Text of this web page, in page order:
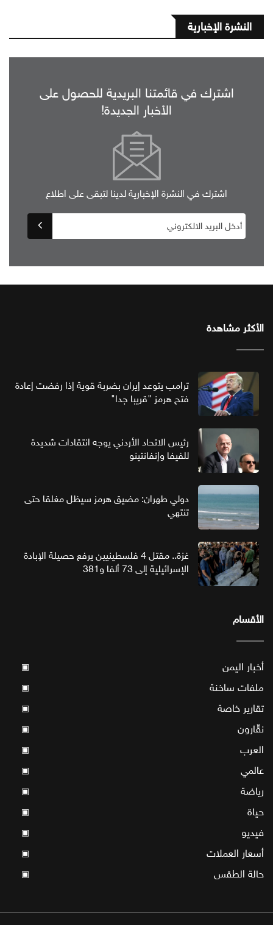
النشرة الإخبارية
اشترك في قائمتنا البريدية للحصول على
الأخبار الجديدة!
اشترك في النشرة الإخبارية لدينا لتبقى على اطلاع
الأكثر مشاهدة
ترامب يتوعد إيران بضربة قوية إذا رفضت إعادة
فتح هرمز "قريبا جدا"
رئيس الاتحاد الأردني يوجه انتقادات شديدة
للفيفا وإنفانتينو
دولي طهران: مضيق هرمز سيظل مغلقا حتى
تنتهي
غزة.. مقتل 4 فلسطينيين يرفع حصيلة الإبادة
الإسرائيلية إلى 73 ألفا و381
الأقسام
أخبار اليمن ▣
ملفات ساخنة ▣
تقارير خاصة ▣
نقّارون ▣
العرب ▣
عالمي ▣
رياضة ▣
حياة ▣
فيديو ▣
أسعار العملات ▣
حالة الطقس ▣